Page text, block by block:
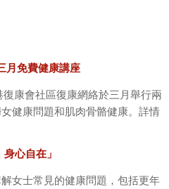
月免費健康講座
復康會社區復康網絡於三月舉行兩
健康問題和肌肉骨骼健康。詳情
心自在」
女士常見的健康問題，包括更年